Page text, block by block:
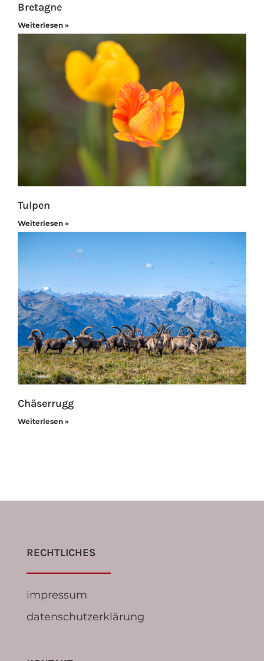
Bretagne
Weiterlesen »
Tulpen
Weiterlesen »
Chäserrugg
Weiterlesen »
RECHTLICHES
impressum
datenschutzerklärung